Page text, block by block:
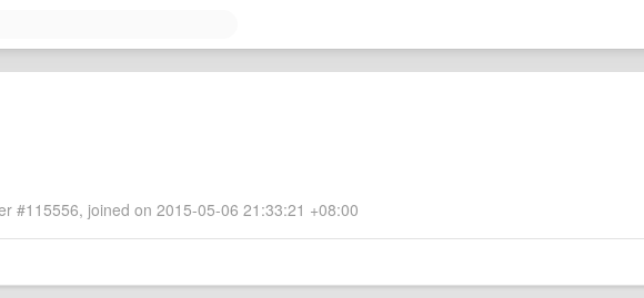
#115556, joined on 2015-05-06 21:33:21 +08:00